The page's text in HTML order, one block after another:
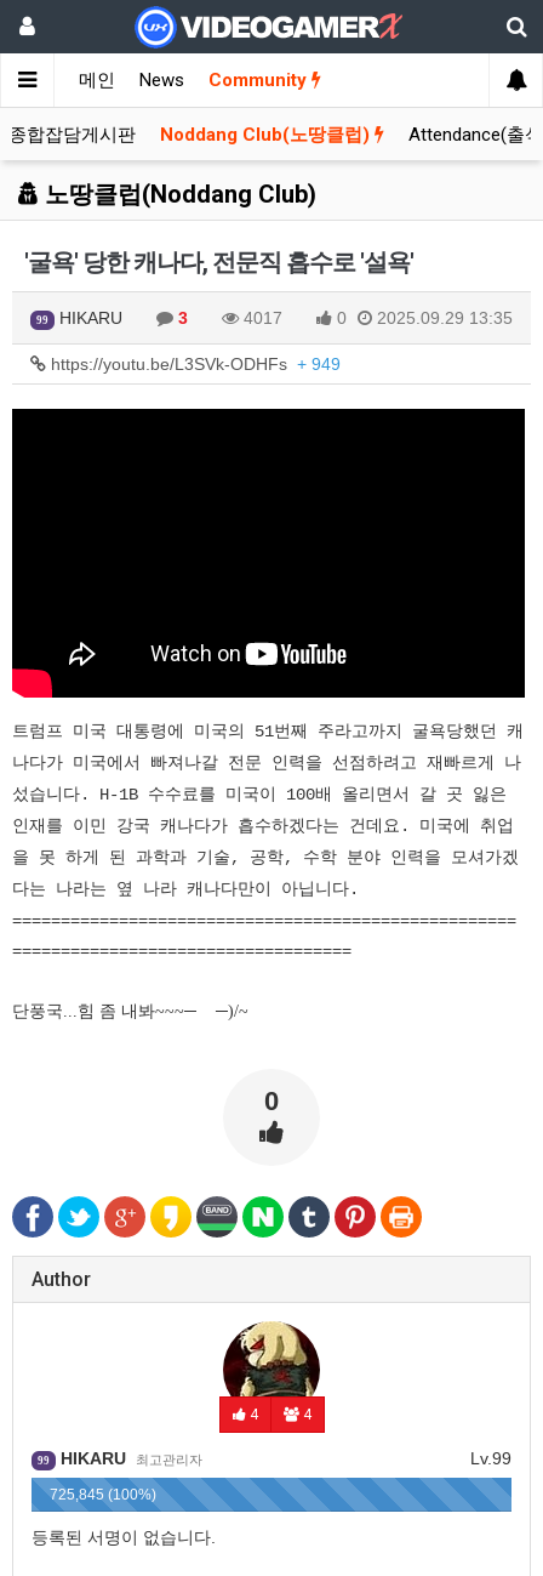
메인 News Community
종합잡담게시판 Noddang Club(노땅클럽) Attendance(출
노땅클럽(Noddang Club)
'굴욕' 당한 캐나다, 전문직 흡수로 '설욕'
99 HIKARU 3 4017 0 2025.09.29 13:35
https://youtu.be/L3SVk-ODHFs + 949
트럼프 미국 대통령에 미국의 51번째 주라고까지 굴욕당했던 캐
나다가 미국에서 빠져나갈 전문 인력을 선점하려고 재빠르게 나
섰습니다. H-1B 수수료를 미국이 100배 올리면서 갈 곳 잃은
인재를 이민 강국 캐나다가 흡수하겠다는 건데요. 미국에 취업
을 못 하게 된 과학과 기술, 공학, 수학 분야 인력을 모셔가겠
다는 나라는 옆 나라 캐나다만이 아닙니다.
====================================================
===================================
단풍국...힘 좀 내봐~~~─ ─)/~
0
Author
4 4
Lv.99
99 HIKARU 최고관리자
725,845 (100%)
등록된 서명이 없습니다.